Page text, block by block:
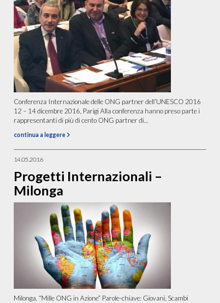
Conferenza Internazionale delle ONG partner dell’UNESCO 2016
12 – 14 dicembre 2016, Parigi Alla conferenza hanno preso parte i
rappresentanti di più di cento ONG partner di...
continua a leggere
14.05.2016
Progetti Internazionali –
Milonga
Milonga, “Mille ONG in Azione” Parole-chiave: Giovani, Scambi